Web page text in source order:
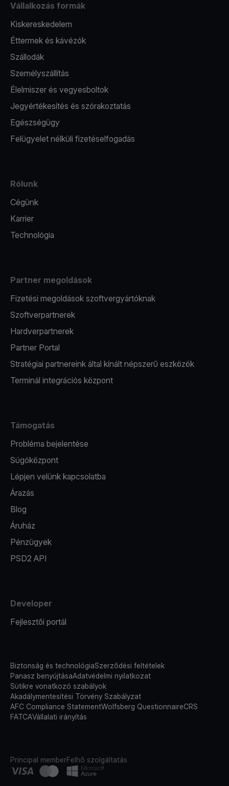
Vállalkozás formák
Kiskereskedelem
Éttermek és kávézók
Szállodák
Személyszállítás
Élelmiszer és vegyesboltok
Jegyértékesítés és szórakoztatás
Egészségügy
Felügyelet nélküli fizetéselfogadás
Rólunk
Cégünk
Karrier
Technológia
Partner megoldások
Fizetési megoldások szoftvergyártóknak
Szoftverpartnerek
Hardverpartnerek
Partner Portal
Stratégiai partnereink által kínált népszerű eszközök
Terminál integrációs központ
Támogatás
Probléma bejelentése
Súgóközpont
Lépjen velünk kapcsolatba
Árazás
Blog
Áruház
Pénzügyek
PSD2 API
Developer
Fejlesztői portál
Biztonság és technológiaSzerződési feltételek
Panasz benyújtásaAdatvédelmi nyilatkozat
Sütikre vonatkozó szabályok
Akadálymentesítési Törvény Szabályzat
AFC Compliance StatementWolfsberg QuestionnaireCRS
FATCAVállalati irányítás
Principal memberFelhő szolgáltatás